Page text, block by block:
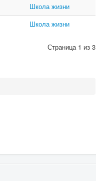
Школа жизни
Школа жизни
Страница 1 из 3